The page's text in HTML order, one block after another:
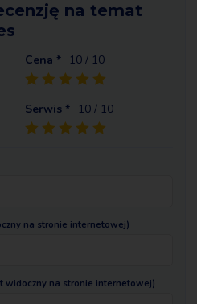
na temat
Cena * 10 / 10
Serwis * 10 / 10
na stronie internetowej)
widoczny na stronie internetowej)